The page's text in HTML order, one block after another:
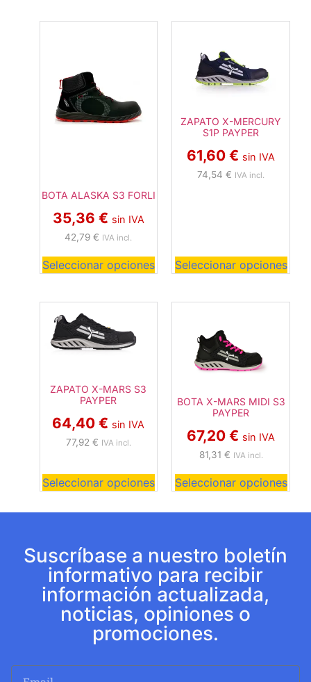
BOTA ALASKA S3 FORLI
35,36 € sin IVA
42,79€ IVA incl.
Seleccionar opciones
ZAPATO X-MERCURY
S1P PAYPER
61,60€ sin IVA
74,54€ IVA incl.
Seleccionar opciones
ZAPATO X-MARS S3
PAYPER
64,40€ sin IVA
77,92 € IVA incl.
Seleccionar opciones
BOTA X-MARS MIDI S3
PAYPER
67,20€ sin IVA
81,31 € IVA incl.
Seleccionar opciones
Suscríbase a nuestro boletín
informativo para recibir
información actualizada,
noticias, opiniones o
promociones.